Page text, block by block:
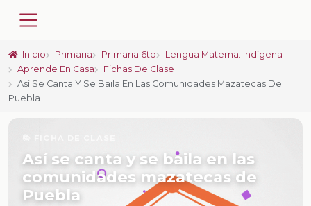
Inicio Primaria Primaria 6to
Lengua Materna. Indígena
Aprende En Casa
Fichas De Clase
Así Se Canta Y Se Baila En Las Comunidades Mazatecas De
Puebla
Así se canta y se baila en las
comunidades mazatecas de
Puebla